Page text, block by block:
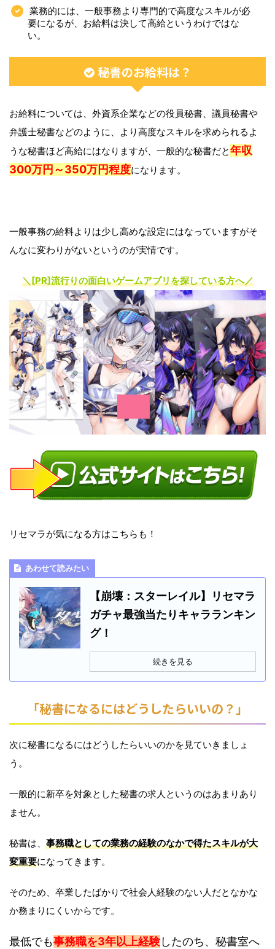
業務的には、一般事務より専門的で高度なスキルが必
要になるが、お給料は決して高給というわけではな
い。
秘書のお給料は？
お給料については、外資系企業などの役員秘書、議員秘書や
弁護士秘書などのように、より高度なスキルを求められるよ
うな秘書ほど高給にはなりますが、一般的な秘書だと年収
300万円～350万円程度になります。
一般事務の給料よりは少し高めな設定にはなっていますがそ
んなに変わりがないというのが実情です。
＼[PR]流行りの面白いゲームアプリを探している方へ／
リセマラが気になる方はこちらも！
あわせて読みたい
【崩壊：スターレイル】リセマラ
ガチャ最強当たりキャラランキン
グ！
続きを見る
「秘書になるにはどうしたらいいの？」
次に秘書になるにはどうしたらいいのかを見ていきましょ
う。
一般的に新卒を対象とした秘書の求人というのはあまりあり
ません。
秘書は、 事務職としての業務の経験のなかで得たスキルが大
変重要になってきます。
そのため、卒業したばかりで社会人経験のない人だとなかな
か務まりにくいからです。
最低でも事務職を3年以上経験したのち、秘書室へ